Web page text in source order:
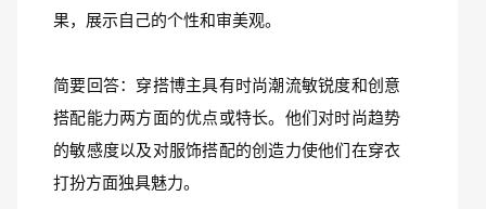
果，展示自己的个性和审美观。
简要回答：穿搭博主具有时尚潮流敏锐度和创意
搭配能力两方面的优点或特长。他们对时尚趋势
的敏感度以及对服饰搭配的创造力使他们在穿衣
打扮方面独具魅力。